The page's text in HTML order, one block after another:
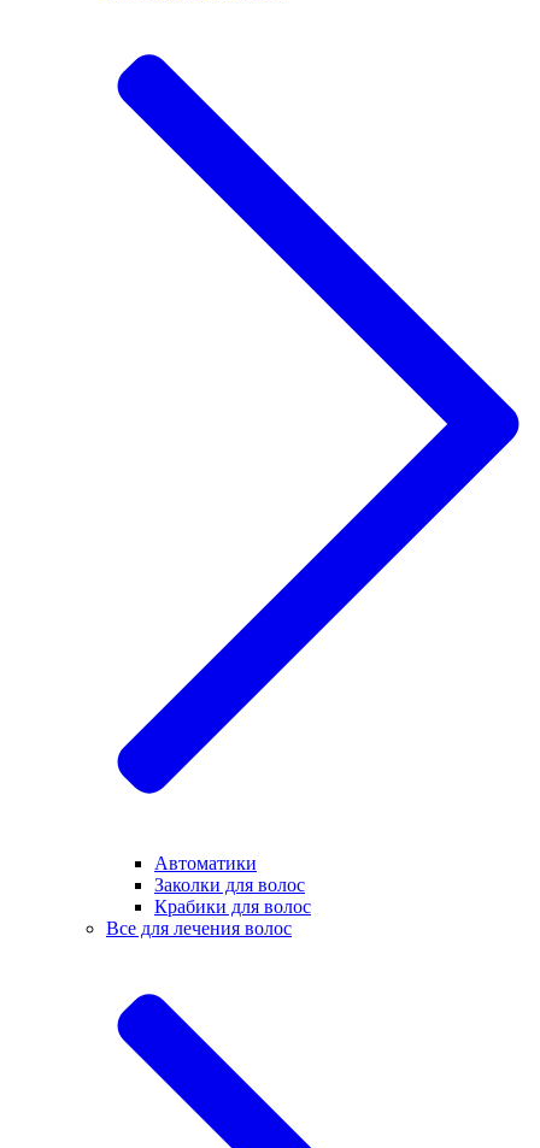
Автоматики
Заколки для волос
Крабики для волос
Все для лечения волос